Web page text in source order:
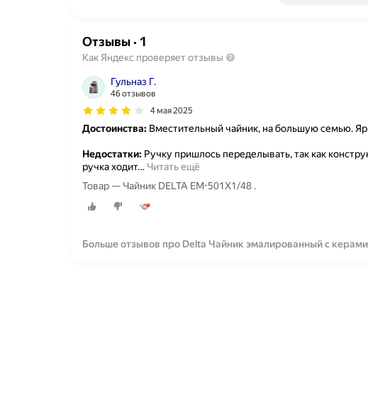
Отзывы· 1
Как Яндекс проверяет отзывы
Гульназ Г.
46 отзывов
4 мая 2025
Достоинства: Вместительный чайник, на большую семью.
Недостатки: Ручку пришлось переделывать, так как
ручка ходит… Читать ещё
Товар — Чайник DELTA EM-501X1/48 .
Больше отзывов про Delta Чайник эмалированный с